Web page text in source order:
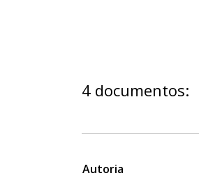
4 documentos:
Autoria